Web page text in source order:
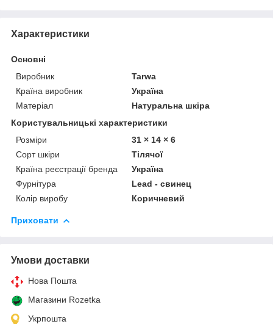
Характеристики
Основні
Виробник
Tarwa
Країна виробник
Україна
Матеріал
Натуральна шкіра
Користувальницькі характеристики
Розміри
31 × 14 × 6
Сорт шкіри
Тілячої
Країна реєстрації бренда
Україна
Фурнітура
Lead - свинец
Колір виробу
Коричневий
Приховати
Умови доставки
Нова Пошта
Магазини Rozetka
Укрпошта